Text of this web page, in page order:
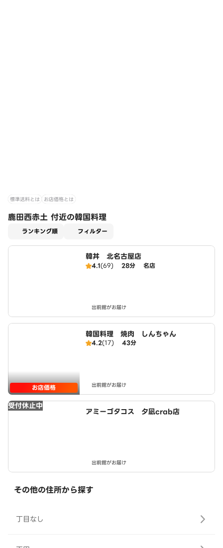
標準送料とは お店価格とは
鹿田西赤土 付近の韓国料理
ランキング順 フィルター
韓丼 北名古屋店
4.1(69) 28分 名店
出前館がお届け
お店価格
韓国料理 焼肉 しんちゃん
4.2(17) 43分
出前館がお届け
受付休止中
アミーゴタコス 夕凪crab店
出前館がお届け
その他の住所から探す
丁目なし